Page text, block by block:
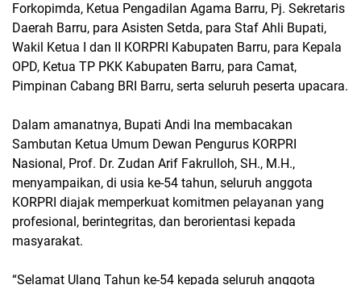
Forkopimda, Ketua Pengadilan Agama Barru, Pj. Sekretaris
Daerah Barru, para Asisten Setda, para Staf Ahli Bupati,
Wakil Ketua I dan II KORPRI Kabupaten Barru, para Kepala
OPD, Ketua TP PKK Kabupaten Barru, para Camat,
Pimpinan Cabang BRI Barru, serta seluruh peserta upacara.
Dalam amanatnya, Bupati Andi Ina membacakan
Sambutan Ketua Umum Dewan Pengurus KORPRI
Nasional, Prof. Dr. Zudan Arif Fakrulloh, SH., M.H.,
menyampaikan, di usia ke-54 tahun, seluruh anggota
KORPRI diajak memperkuat komitmen pelayanan yang
profesional, berintegritas, dan berorientasi kepada
masyarakat.
“Selamat Ulang Tahun ke-54 kepada seluruh anggota